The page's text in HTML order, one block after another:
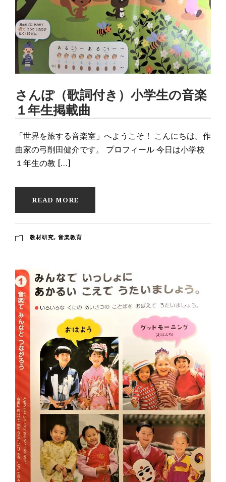
さんぽ（歌詞付き）小学生の音楽
１年生掲載曲
「世界を旅する音楽室」へようこそ！ こんにちは。作
曲家の弓削田健介です。 プロフィール 今日は小学校
１年生の教 […]
READ MORE
教材研究, 音楽教育